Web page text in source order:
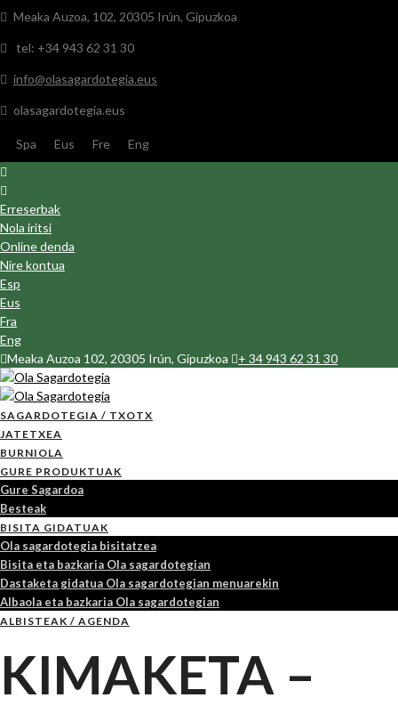
Meaka Auzoa, 102, 20305 Irún, Gipuzkoa
tel: +34 943 62 31 30
info@olasagardotegia.eus
olasagardotegia.eus
Spa Eus Fre Eng
Erreserbak
Nola iritsi
Online denda
Nire kontua
Esp
Eus
Fra
Eng
Meaka Auzoa 102, 20305 Irún, Gipuzkoa
+ 34 943 62 31 30
SAGARDOTEGIA / TXOTX
JATETXEA
BURNIOLA
GURE PRODUKTUAK
Gure Sagardoa
Besteak
BISITA GIDATUAK
Ola sagardotegia bisitatzea
Bisita eta bazkaria Ola sagardotegian
Dastaketa gidatua Ola sagardotegian menuarekin
Albaola eta bazkaria Ola sagardotegian
ALBISTEAK / AGENDA
KIMAKETA –